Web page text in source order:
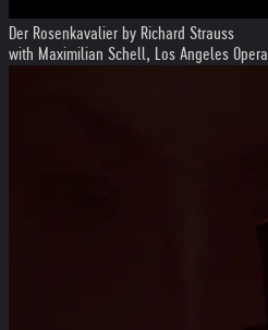
Der Rosenkavalier by Richard Strauss
with Maximilian Schell, Los Angeles Opera